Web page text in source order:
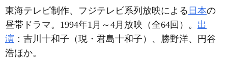
東海テレビ制作、フジテレビ系列放映による 日本の
昼帯ドラマ。1994年1月～4月放映（全64回）。 出
演 ：吉川十和子（現・君島十和子）、勝野洋、円谷
浩ほか。